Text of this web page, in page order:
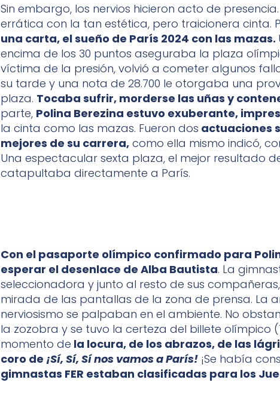
Sin embargo, los nervios hicieron acto de
errática con la tan estética, pero traicionera cinta.
una carta, el sueño de París 2024 con las mazas.
encima de los 30 puntos aseguraba la plaza
víctima de la presión, volvió a cometer algunos
su tarde y una nota de 28.700 le otorgaba una
plaza. Tocaba sufrir, morderse las uñas y
parte, Polina Berezina estuvo exuberante,
la cinta como las mazas. Fueron dos actuaciones
mejores de su carrera, como ella mismo indicó,
Una espectacular sexta plaza, el mejor resultado
catapultaba directamente a París.
Con el pasaporte olímpico confirmado para
esperar el desenlace de Alba Bautista. La
seleccionadora y junto al resto de sus
mirada de las pantallas de la zona de prensa. La
nerviosismo se palpaban en el ambiente. No
la zozobra y se tuvo la certeza del billete olímpico
momento de la locura, de los abrazos, de las
coro de ¡Sí, Sí, Sí nos vamos a París! ¡Se había
gimnastas FER estaban clasificadas para los